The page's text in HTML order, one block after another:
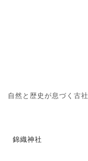
自然と歴史が息づく古社
錦織神社